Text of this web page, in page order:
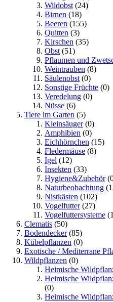
Wildobst (24)
Birnen (18)
Beeren (155)
Quitten (3)
Kirschen (35)
Obst (51)
Pflaumen und
Weintrauben (8)
Säulenobst (0)
Sonstige Früchte (0)
Veredelung (0)
Nüsse (6)
Tiere im Garten (5)
Kleinsäuger(0)
Amphibien (0)
Eichhörnchen (15)
Fledermäuse (8)
Igel (12)
Insekten (33)
Hygiene&Zubehör
Naturbeobachtung
Nistkästen (102)
Vogelfutter(27)
Vogelfuttersysteme
Clematis (50)
Bodendecker(85)
Kübelpflanzen (0)
Exotische / Mediterrane
Wildpflanzen (0)
Heimische
Heimische
(0)
Heimische